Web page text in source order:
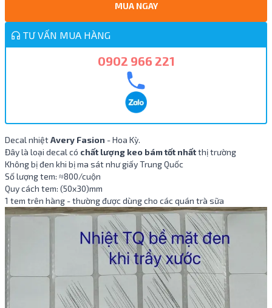
MUA NGAY
TƯ VẤN MUA HÀNG
0902 966 221
Decal nhiệtAvery Fasion - Hoa Kỳ.
Đây là loại decal có chất lượng keo bám tốt nhấtthị trường
Không bị đen khi bị ma sát như giấy Trung Quốc
Số lượng tem: ≈800/cuộn
Quy cách tem: (50x30)mm
1 tem trên hàng - thường được dùng cho các quán trà sữa